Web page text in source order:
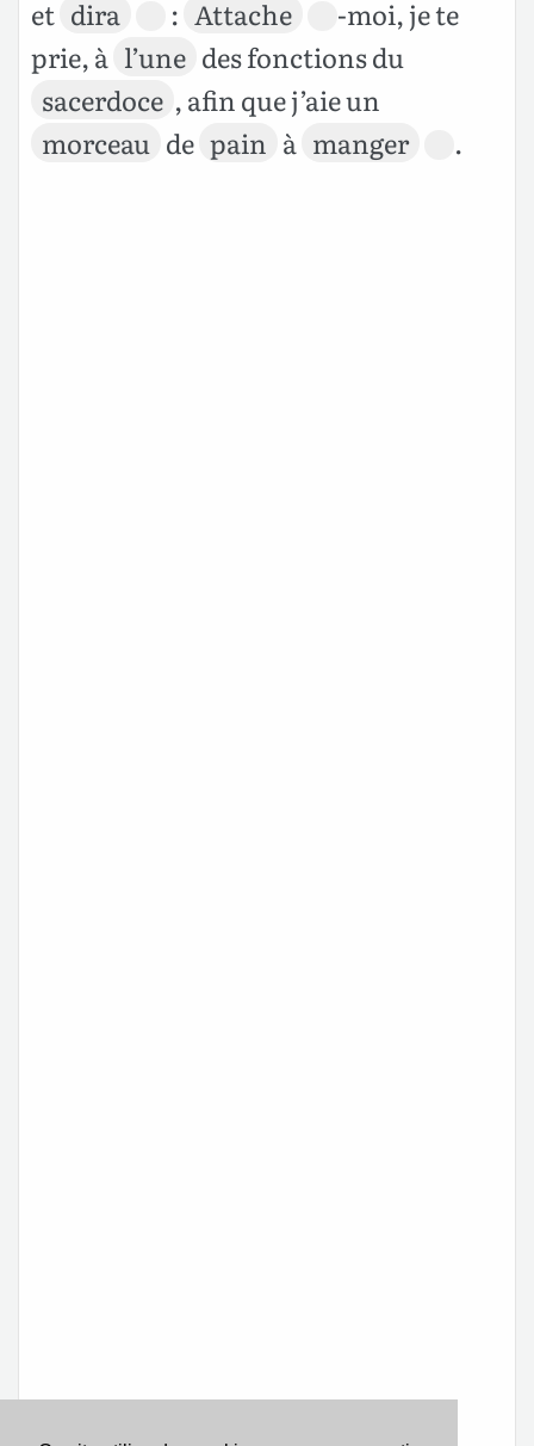
et dira : Attache
-moi, je te
prie, à l’une des fonctions du
sacerdoce , afin que j’aie un
morceau de pain à manger .